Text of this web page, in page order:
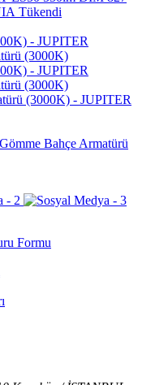
Tükendi
(3000K)
(3000K)
Bahçe Armatürü
Formu